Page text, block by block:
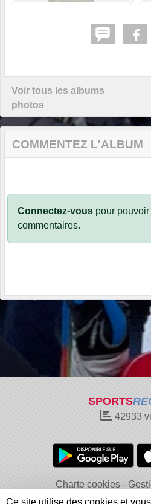
Voir tous les albums
photos
COMMENTEZ L'ALBUM
Connectez-vous pour
commentaires.
SPORTS
42933
Charte cookies
Informations légales
Ce site utilise des cookies et